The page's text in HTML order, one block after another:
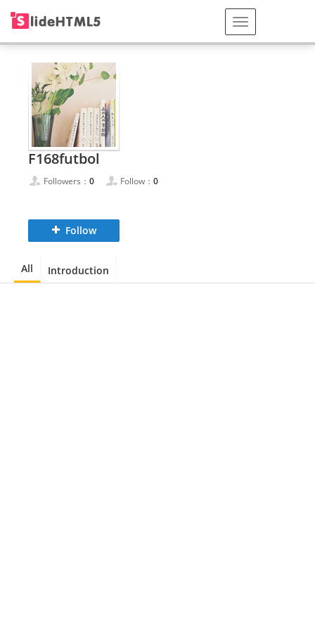
F168futbol
Followers： 0 Follow： 0
Follow
All Introduction